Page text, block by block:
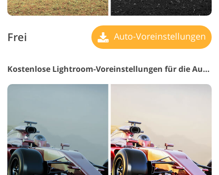
Frei Auto-Voreinstellungen
Kostenlose Lightroom-Voreinstellungen für die Automobilbranche #11 "Contrast"